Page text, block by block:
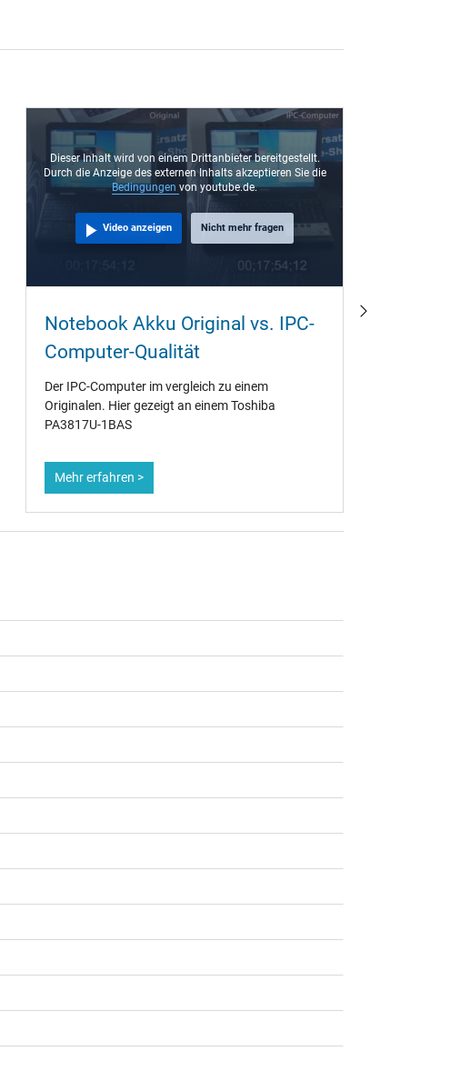
Dieser Inhalt wird von einem Drittanbieter bereitgestellt.
Durch die Anzeige des externen Inhalts akzeptieren Sie die
Bedingungen von youtube.de.
Video anzeigen Nicht mehr fragen
Notebook Akku Original vs. IPC-
Computer-Qualität
Der IPC-Computer im vergleich zu einem
Originalen. Hier gezeigt an einem Toshiba
PA3817U-1BAS
Mehr erfahren >